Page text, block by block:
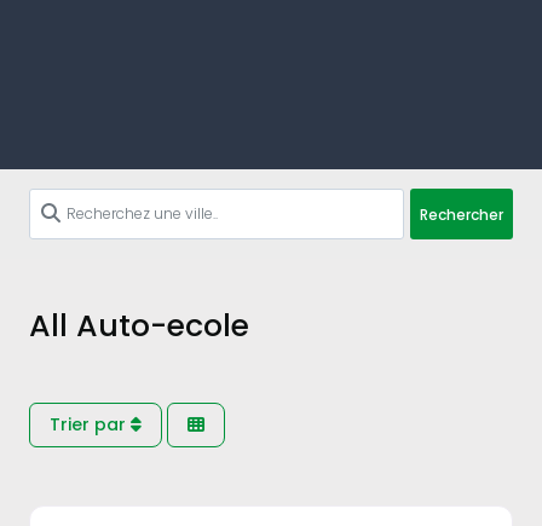
Rechercher
All Auto-ecole
Trier par